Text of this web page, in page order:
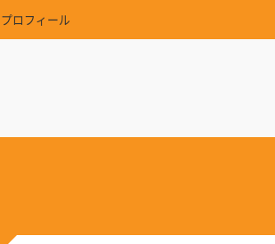
プロフィール